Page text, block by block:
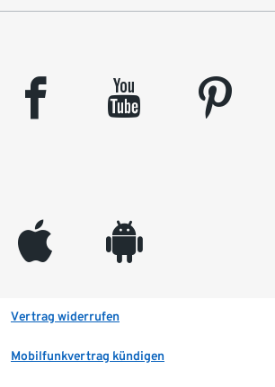
facebook youtube pinterest
appleinc android
Vertrag widerrufen
Mobilfunkvertrag kündigen